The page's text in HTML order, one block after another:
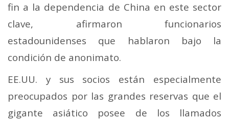
fin a la dependencia de China en este sector
clave, afirmaron funcionarios
estadounidenses que hablaron bajo la
condición de anonimato.
EE.UU. y sus socios están especialmente
preocupados por las grandes reservas que el
gigante asiático posee de los llamados